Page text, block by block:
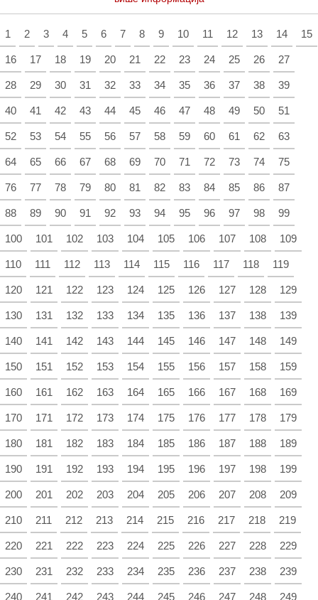
1 2 3 4 5 6 7 8 9 10 11 12 13 14 15
16 17 18 19 20 21 22 23 24 25 26 27
28 29 30 31 32 33 34 35 36 37 38 39
40 41 42 43 44 45 46 47 48 49 50 51
52 53 54 55 56 57 58 59 60 61 62 63
64 65 66 67 68 69 70 71 72 73 74 75
76 77 78 79 80 81 82 83 84 85 86 87
88 89 90 91 92 93 94 95 96 97 98 99
100 101 102 103 104 105 106 107 108 109
110 111 112 113 114 115 116 117 118 119
120 121 122 123 124 125 126 127 128 129
130 131 132 133 134 135 136 137 138 139
140 141 142 143 144 145 146 147 148 149
150 151 152 153 154 155 156 157 158 159
160 161 162 163 164 165 166 167 168 169
170 171 172 173 174 175 176 177 178 179
180 181 182 183 184 185 186 187 188 189
190 191 192 193 194 195 196 197 198 199
200 201 202 203 204 205 206 207 208 209
210 211 212 213 214 215 216 217 218 219
220 221 222 223 224 225 226 227 228 229
230 231 232 233 234 235 236 237 238 239
240 241 242 243 244 245 246 247 248 249